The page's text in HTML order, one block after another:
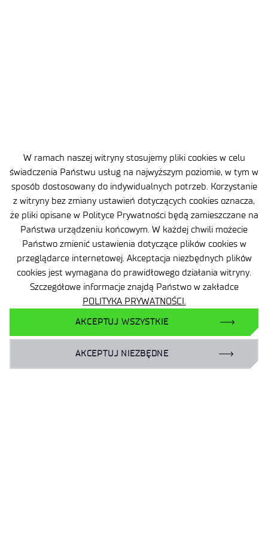
W ramach naszej witryny stosujemy pliki cookies w celu
świadczenia Państwu usług na najwyższym poziomie, w tym w
sposób dostosowany do indywidualnych potrzeb. Korzystanie
z witryny bez zmiany ustawień dotyczących cookies oznacza,
że pliki opisane w Polityce Prywatności będą zamieszczane na
Państwa urządzeniu końcowym. W każdej chwili możecie
Państwo zmienić ustawienia dotyczące plików cookies w
przeglądarce internetowej. Akceptacja niezbędnych plików
cookies jest wymagana do prawidłowego działania witryny.
Szczegółowe informacje znajdą Państwo w zakładce
POLITYKA PRYWATNOŚCI.
AKCEPTUJ WSZYSTKIE
AKCEPTUJ NIEZBĘDNE
Dane osobowe
Deklaracja dostępności
Polityka prywatności
Plan Równości Płci